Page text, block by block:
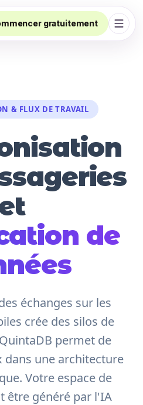
gratuitement
& FLUX DE TRAVAIL
de
échanges sur les
crée des silos de
permet de
dans une architecture
Votre espace de
être généré par l'IA